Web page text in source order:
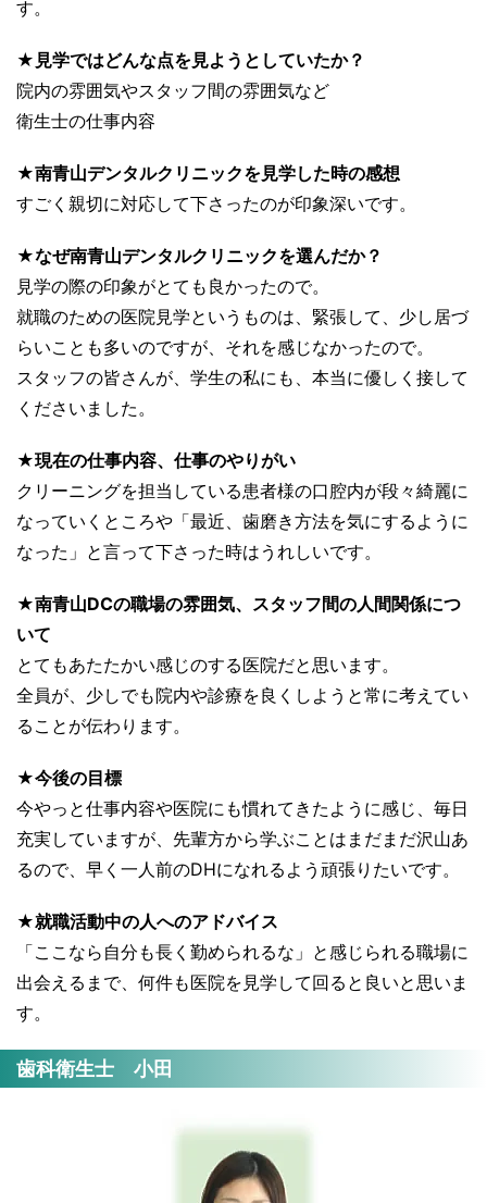
す。
★見学ではどんな点を見ようとしていたか？
院内の雰囲気やスタッフ間の雰囲気など
衛生士の仕事内容
★南青山デンタルクリニックを見学した時の感想
すごく親切に対応して下さったのが印象深いです。
★なぜ南青山デンタルクリニックを選んだか？
見学の際の印象がとても良かったので。
就職のための医院見学というものは、緊張して、少し居づ
らいことも多いのですが、それを感じなかったので。
スタッフの皆さんが、学生の私にも、本当に優しく接して
くださいました。
★現在の仕事内容、仕事のやりがい
クリーニングを担当している患者様の口腔内が段々綺麗に
なっていくところや「最近、歯磨き方法を気にするように
なった」と言って下さった時はうれしいです。
★南青山DCの職場の雰囲気、スタッフ間の人間関係につ
いて
とてもあたたかい感じのする医院だと思います。
全員が、少しでも院内や診療を良くしようと常に考えてい
ることが伝わります。
★今後の目標
今やっと仕事内容や医院にも慣れてきたように感じ、毎日
充実していますが、先輩方から学ぶことはまだまだ沢山あ
るので、早く一人前のDHになれるよう頑張りたいです。
★就職活動中の人へのアドバイス
「ここなら自分も長く勤められるな」と感じられる職場に
出会えるまで、何件も医院を見学して回ると良いと思いま
す。
歯科衛生士 小田